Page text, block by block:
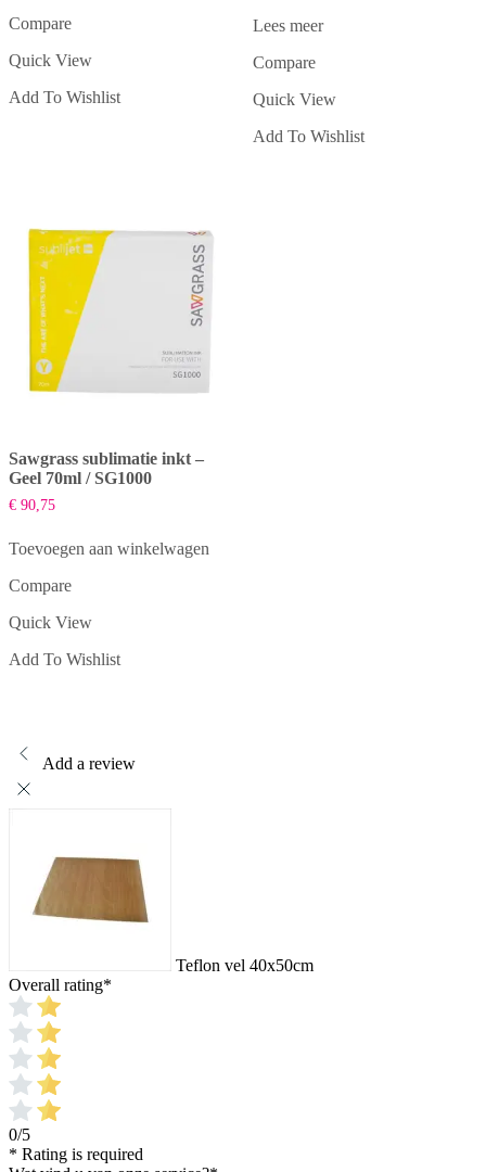
Compare
Quick View
Add To Wishlist
Lees meer
Compare
Quick View
Add To Wishlist
Sawgrass sublimatie inkt –
Geel 70ml / SG1000
€ 90,75
Toevoegen aan winkelwagen
Compare
Quick View
Add To Wishlist
Add a review
Teflon vel 40x50cm
Overall rating*
0/5
* Rating is required